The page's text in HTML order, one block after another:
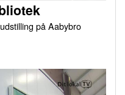
på Aabybro